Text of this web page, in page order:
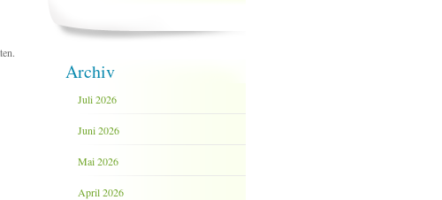
Archiv
Juli 2026
Juni 2026
Mai 2026
April 2026